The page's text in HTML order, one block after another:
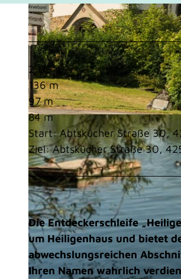
© Dominik Ketz, Kreis Mettmann | CC-BY-SA
2:09 h
136 m
97 m
84 m
Start: Abtskücher Straße 30,
Ziel: Abtskücher Straße 30,
Die Entdeckerschleife
um Heiligenhaus und bietet
abwechslungsreichen
Ihren Namen wahrlich